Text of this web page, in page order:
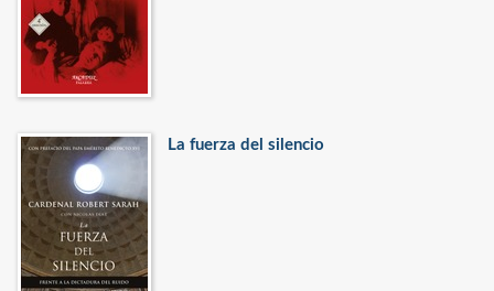
La fuerza del silencio